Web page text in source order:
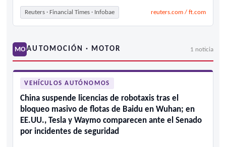
Reuters · Financial Times · Infobae reuters.com / ft.com
MO AUTOMOCIÓN · MOTOR 1 noticia
VEHÍCULOS AUTÓNOMOS
China suspende licencias de robotaxis tras el
bloqueo masivo de flotas de Baidu en Wuhan; en
EE.UU., Tesla y Waymo comparecen ante el Senado
por incidentes de seguridad